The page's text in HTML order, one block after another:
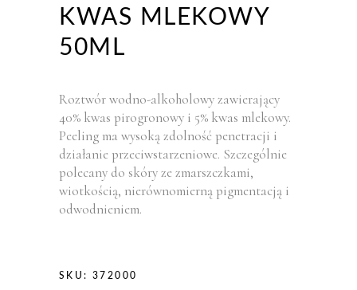
KWAS MLEKOWY
50ML
Roztwór wodno-alkoholowy zawierający
40% kwas pirogronowy i 5% kwas mlekowy.
Peeling ma wysoką zdolność penetracji i
działanie przeciwstarzeniowe. Szczególnie
polecany do skóry ze zmarszczkami,
wiotkością, nierównomierną pigmentacją i
odwodnieniem.
SKU: 372000